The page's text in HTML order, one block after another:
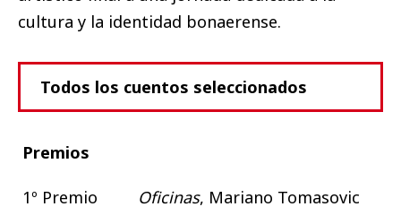
cultura y la identidad bonaerense.
Todos los cuentos seleccionados
Premios
1º Premio Oficinas, Mariano Tomasovic